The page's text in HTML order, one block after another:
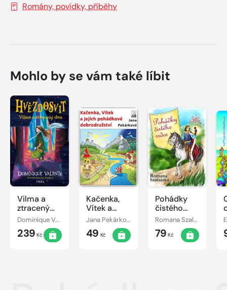
Romány, povídky, příběhy
Mohlo by se vám také líbit
Vilma a
ztracený
den
Dominique Valente
239 Kč
Kačenka,
Vítek a
jejich
pohádkové
dobrodružství
Jana Pekárková
49 Kč
Pohádky
čistého
srdce
Romana Szalaiová
79 Kč